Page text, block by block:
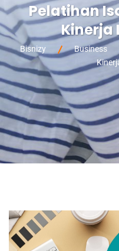
Pelatihan
Kinerja
Bisnizy Business